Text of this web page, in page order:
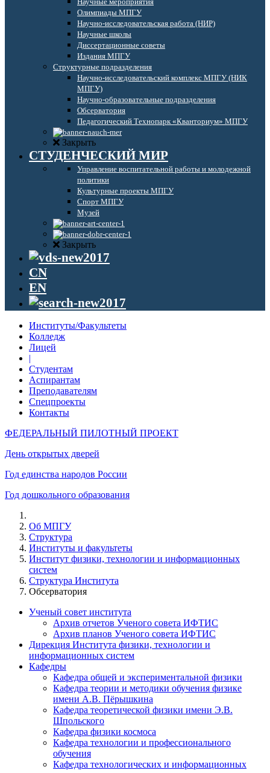
Олимпиады МПГУ
Научно-исследовательская работа (НИР)
Научные школы
Диссертационные советы
Издания МПГУ
Структурные подразделения
Научно-исследовательский комплекс МПГУ (НИК
МПГУ)
Научно-образовательные подразделения
Обсерватория
Педагогический Технопарк «Кванториум» МПГУ
Закрыть
СТУДЕНЧЕСКИЙ МИР
Управление воспитательной работы и молодежной
политики
Культурные проекты МПГУ
Спорт МПГУ
Музей
Закрыть
CN
EN
Институты/Факультеты
Колледж
Лицей
|
Студентам
Аспирантам
Преподавателям
Спецпроекты
Контакты
ФЕДЕРАЛЬНЫЙ ПИЛОТНЫЙ ПРОЕКТ
День открытых дверей
Год единства народов России
Год дошкольного образования
Об МПГУ
Структура
Институты и факультеты
Институт физики, технологии и информационных
систем
Структура Института
Обсерватория
Ученый совет института
Архив отчетов Ученого совета ИФТИС
Архив планов Ученого совета ИФТИС
Дирекция Института физики, технологии и
информационных систем
Кафедры
Кафедра общей и экспериментальной физики
Кафедра теории и методики обучения физике
имени А.В. Пёрышкина
Кафедра теоретической физики имени Э.В.
Шпольского
Кафедра физики космоса
Кафедра технологии и профессионального
обучения
Кафедра технологических и информационных